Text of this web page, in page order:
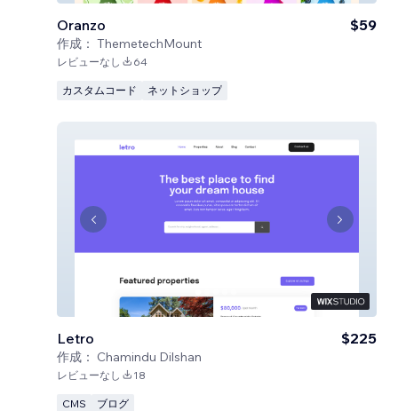
Oranzo
作成： ThemetechMount
$59
レビューなし 64
カスタムコード ネットショップ
Letro
作成： Chamindu Dilshan
$225
レビューなし 18
CMS ブログ